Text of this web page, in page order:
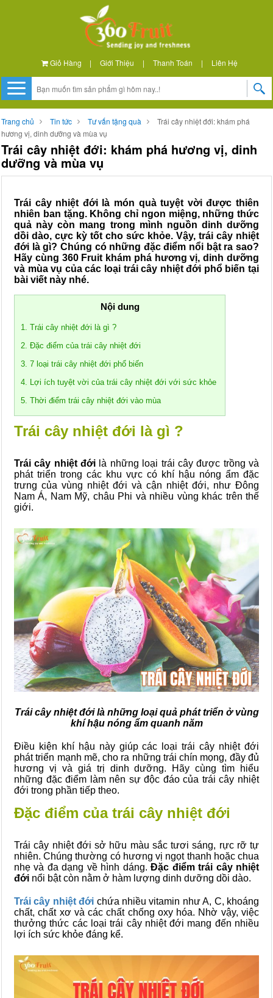
Giỏ Hàng | Giới Thiệu | Thanh Toán | Liên Hệ
Trang chủ Tin tức Tư vấn tặng quà
Trái cây nhiệt đới: khám phá
hương vị, dinh dưỡng và mùa vụ
Trái cây nhiệt đới: khám phá hương vị, dinh
dưỡng và mùa vụ
Trái cây nhiệt đới là món quà tuyệt vời được thiên
nhiên ban tặng. Không chỉ ngon miệng, những thức
quả này còn mang trong mình nguồn dinh dưỡng
dồi dào, cực kỳ tốt cho sức khỏe. Vậy, trái cây nhiệt
đới là gì? Chúng có những đặc điểm nổi bật ra sao?
Hãy cùng 360 Fruit khám phá hương vị, dinh dưỡng
và mùa vụ của các loại trái cây nhiệt đới phổ biến tại
bài viết này nhé.
Nội dung
1. Trái cây nhiệt đới là gì ?
2. Đặc điểm của trái cây nhiệt đới
3. 7 loại trái cây nhiệt đới phổ biến
4. Lợi ích tuyệt vời của trái cây nhiệt đới với sức khỏe
5. Thời điểm trái cây nhiệt đới vào mùa
Trái cây nhiệt đới là gì ?
Trái cây nhiệt đới là những loại trái cây được trồng và
phát triển trong các khu vực có khí hậu nóng ẩm đặc
trưng của vùng nhiệt đới và cận nhiệt đới, như Đông
Nam Á, Nam Mỹ, châu Phi và nhiều vùng khác trên thế
giới.
Trái cây nhiệt đới là những loại quả phát triển ở vùng
khí hậu nóng ẩm quanh năm
Điều kiện khí hậu này giúp các loại trái cây nhiệt đới
phát triển mạnh mẽ, cho ra những trái chín mọng, đầy đủ
hương vị và giá trị dinh dưỡng. Hãy cùng tìm hiểu
những đặc điểm làm nên sự độc đáo của trái cây nhiệt
đới trong phần tiếp theo.
Đặc điểm của trái cây nhiệt đới
Trái cây nhiệt đới sở hữu màu sắc tươi sáng, rực rỡ tự
nhiên. Chúng thường có hương vị ngọt thanh hoặc chua
nhẹ và đa dạng về hình dáng.Đặc điểm trái cây nhiệt
đới nổi bật còn nằm ở hàm lượng dinh dưỡng dồi dào.
Trái cây nhiệt đới chứa nhiều vitamin như A, C, khoáng
chất, chất xơ và các chất chống oxy hóa. Nhờ vậy, việc
thưởng thức các loại trái cây nhiệt đới mang đến nhiều
lợi ích sức khỏe đáng kể.